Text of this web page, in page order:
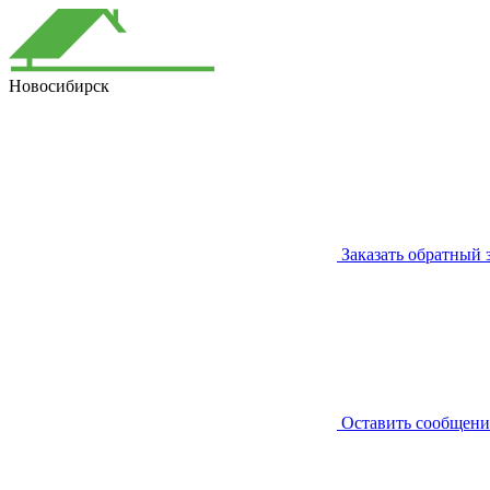
Новосибирск
Заказать обратный
Оставить